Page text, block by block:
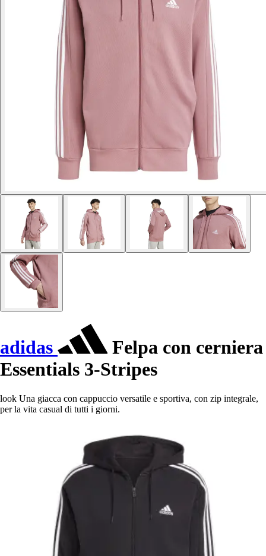
adidas
Felpa con cerniera
Essentials 3-Stripes
look Una giacca con cappuccio versatile e sportiva, con zip integrale,
per la vita casual di tutti i giorni.